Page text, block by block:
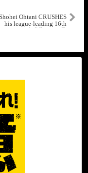
Ohtani CRUSHES
his league-leading 16th